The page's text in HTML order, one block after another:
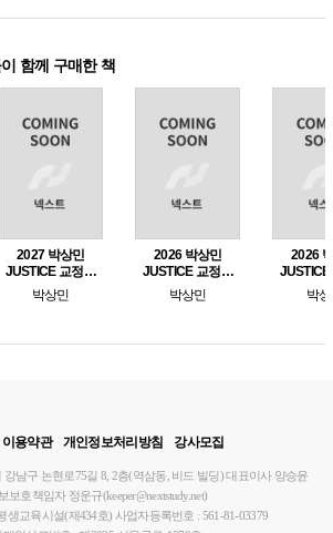
함께 구매한 책
2027 박상민
JUSTICE 교정학
단기완성 [최신기
출 700제]
박상민
2026 박상민
JUSTICE 교정학
마무리특강
박상민
2026
실전
박
이용약관 개인정보처리방침 강사모집
강남구 논현로75길 8, 2층(역삼동, 비드 빌딩)대표이사 양승윤
보호책임자 정운규(keeper@nextstudy.net)
생교육시설(제434호) 사업자등록번호 : 561-81-03379